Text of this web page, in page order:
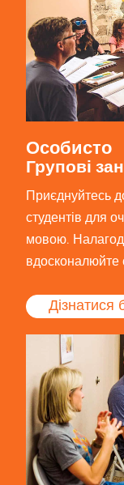
Особисто
Групові
Приєднуйтесь
студентів для
мовою.
вдосконалюйте
Дізнатися